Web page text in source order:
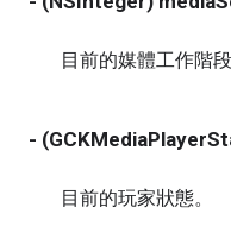
目前的媒體工作階
-
目前的玩家狀態。